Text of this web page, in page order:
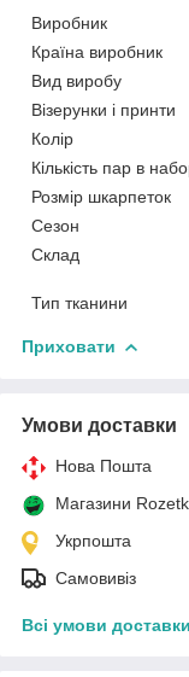
Виробник
Країна виробник
Вид виробу
Візерунки і принти
Колір
Кількість пар в
Розмір шкарпеток
Сезон
Склад
Тип тканини
Приховати
Умови доставки
Нова Пошта
Магазини
Укрпошта
Самовивіз
Всі умови доставки